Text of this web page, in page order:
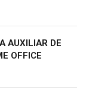
atrativos
AUXILIAR DE
OFFICE